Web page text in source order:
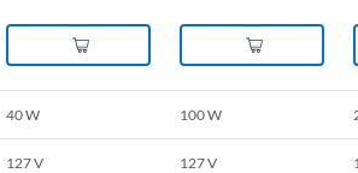
40 W 100 W
127 V 127 V